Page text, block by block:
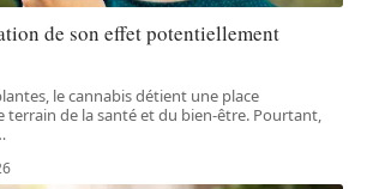
de son effet potentiellement
le cannabis détient une place
terrain de la santé et du bien-être. Pourtant,